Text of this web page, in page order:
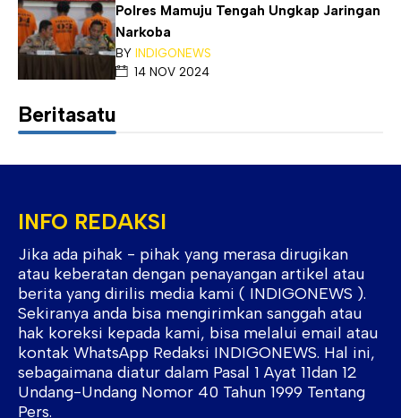
Polres Mamuju Tengah Ungkap Jaringan
Narkoba
BY INDIGONEWS
14 NOV 2024
Beritasatu
INFO REDAKSI
Jika ada pihak - pihak yang merasa dirugikan
atau keberatan dengan penayangan artikel atau
berita yang dirilis media kami ( INDIGONEWS ).
Sekiranya anda bisa mengirimkan sanggah atau
hak koreksi kepada kami, bisa melalui email atau
kontak WhatsApp Redaksi INDIGONEWS. Hal ini,
sebagaimana diatur dalam Pasal 1 Ayat 11dan 12
Undang-Undang Nomor 40 Tahun 1999 Tentang
Pers.